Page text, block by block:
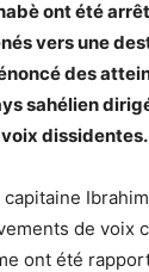
ont été
vers une
des
sahélien
dissidentes.
capitaine
de voix
ont été